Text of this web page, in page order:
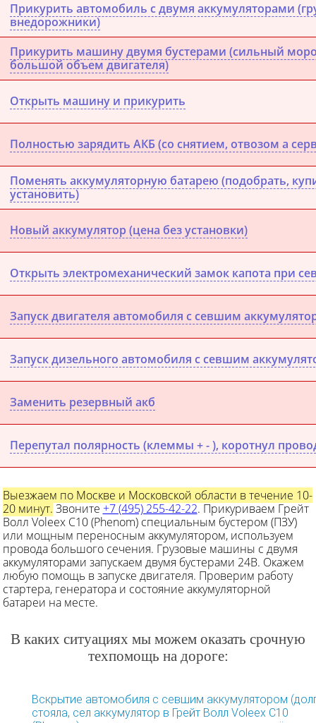
Прикурить автомобиль с двумя аккумуляторами
внедорожники)
Прикурить машину двумя бустерами (сильный
большой объем двигателя)
Открыть машину и прикурить
Полностью зарядить АКБ (со снятием, отвозом а
Поменять аккумуляторную батарею (подобрать,
установить)
Новый аккумулятор (цена без установки)
Открыть электромеханический замок капота при
Запуск двигателя автомобиля с севшим
Запуск дизельного автомобиля с севшим
Заменить резервный акб
Перепутал полярность (клеммы + - ), коротнул
Выезжаем по Москве и Московской области в течение 10-
20 минут. Звоните +7 (495) 255-42-22. Прикуриваем Грейт
Волл Voleex C10 (Phenom) специальным бустером (ПЗУ)
или мощным переносным аккумулятором, используем
провода большого сечения. Грузовые машины с двумя
аккумуляторами запускаем двумя бустерами 24В. Окажем
любую помощь в запуске двигателя. Проверим работу
стартера, генератора и состояние аккумуляторной
батареи на месте.
В каких ситуациях мы можем оказать срочную
техпомощь на дороге:
Вскрытие автомобиля с севшим аккумулятором
стояла, сел аккумулятор в Грейт Волл Voleex C10